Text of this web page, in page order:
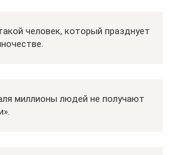
человек, который празднует
миллионы людей не получают